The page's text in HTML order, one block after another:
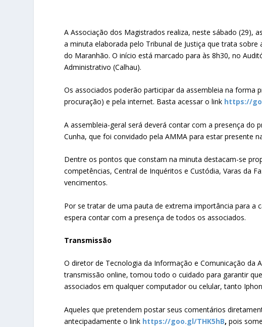
A Associação dos Magistrados realiza, neste sábado (29),
a minuta elaborada pelo Tribunal de Justiça que trata
do Maranhão. O início está marcado para às 8h30, no
Administrativo (Calhau).
Os associados poderão participar da assembleia na forma
procuração) e pela internet. Basta acessar o link https://
A assembleia-geral será deverá contar com a presença do
Cunha, que foi convidado pela AMMA para estar presente
Dentre os pontos que constam na minuta destacam-se
competências, Central de Inquéritos e Custódia, Varas da
vencimentos.
Por se tratar de uma pauta de extrema importância para a
espera contar com a presença de todos os associados.
Transmissão
O diretor de Tecnologia da Informação e Comunicação da
transmissão online, tomou todo o cuidado para garantir
associados em qualquer computador ou celular, tanto
Aqueles que pretendem postar seus comentários
antecipadamente o link https://goo.gl/THK5hB, pois